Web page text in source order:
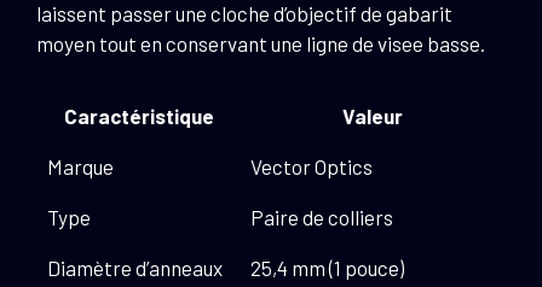
laissent passer une cloche d’objectif de gabarit
moyen tout en conservant une ligne de visee basse.
Caractéristique Valeur
Marque Vector Optics
Type Paire de colliers
Diamètre d’anneaux 25,4 mm (1 pouce)